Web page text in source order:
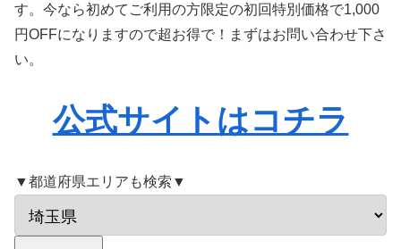
す。今なら初めてご利用の方限定の初回特別価格で1,000
円OFFになりますので超お得で！まずはお問い合わせ下さ
い。
公式サイトはコチラ
▼都道府県エリアも検索▼